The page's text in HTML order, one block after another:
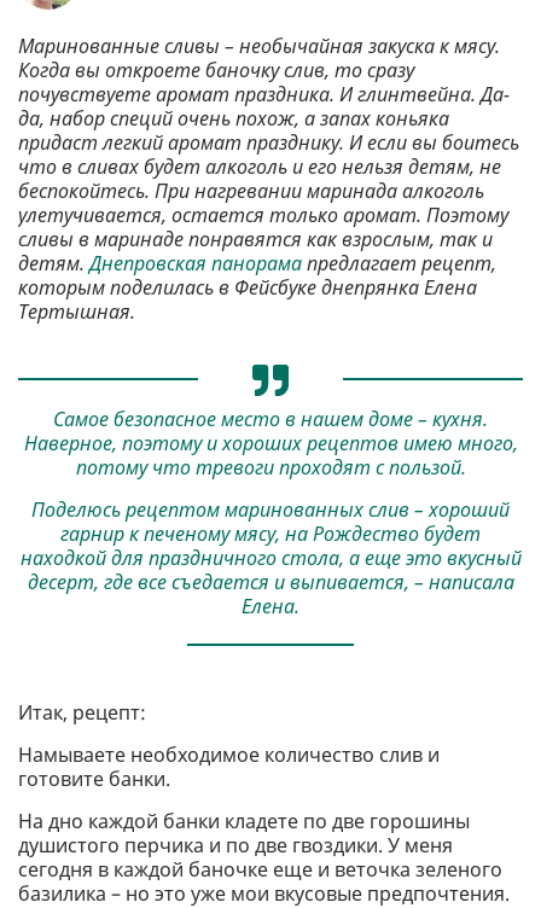
Маринованные сливы – необычайная закуска к мясу.
Когда вы откроете баночку слив, то сразу
почувствуете аромат праздника. И глинтвейна. Да-
да, набор специй очень похож, а запах коньяка
придаст легкий аромат празднику. И если вы боитесь
что в сливах будет алкоголь и его нельзя детям, не
беспокойтесь. При нагревании маринада алкоголь
улетучивается, остается только аромат. Поэтому
сливы в маринаде понравятся как взрослым, так и
детям.Днепровская панорамапредлагает рецепт,
которым поделилась в Фейсбуке днепрянка Елена
Тертышная.
Самое безопасное место в нашем доме – кухня.
Наверное, поэтому и хороших рецептов имею много,
потому что тревоги проходят с пользой.
Поделюсь рецептом маринованных слив – хороший
гарнир к печеному мясу, на Рождество будет
находкой для праздничного стола, а еще это вкусный
десерт, где все съедается и выпивается, – написала
Елена.
Итак, рецепт:
Намываете необходимое количество слив и
готовите банки.
На дно каждой банки кладете по две горошины
душистого перчика и по две гвоздики. У меня
сегодня в каждой баночке еще и веточка зеленого
базилика – но это уже мои вкусовые предпочтения.